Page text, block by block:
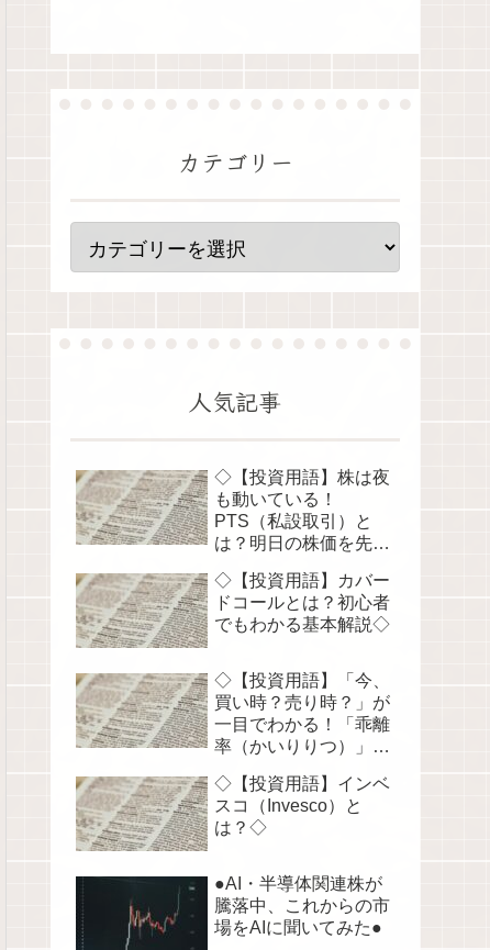
カテゴリー
人気記事
◇【投資用語】株は夜
も動いている！
PTS（私設取引）と
は？明日の株価を先読
◇【投資用語】カバー
ドコールとは？初心者
でもわかる基本解説◇
◇【投資用語】「今、
買い時？売り時？」が
一目でわかる！「乖離
率（かいりりつ）」を
◇【投資用語】インベ
スコ（Invesco）と
は？◇
●AI・半導体関連株が
騰落中、これからの市
場をAIに聞いてみた●